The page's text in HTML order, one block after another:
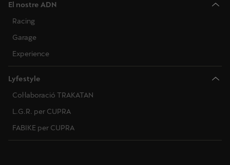
El nostre ADN
Racing
Garage
Experience
Lyfestyle
Col·laboració TRAKATAN
L.G.R. per CUPRA
FABIKE per CUPRA